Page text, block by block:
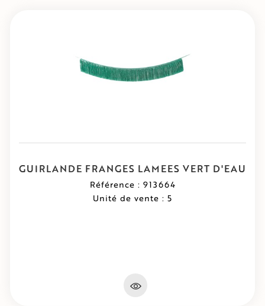
GUIRLANDE FRANGES LAMEES VERT D'EAU
Référence : 913664
Unité de vente : 5